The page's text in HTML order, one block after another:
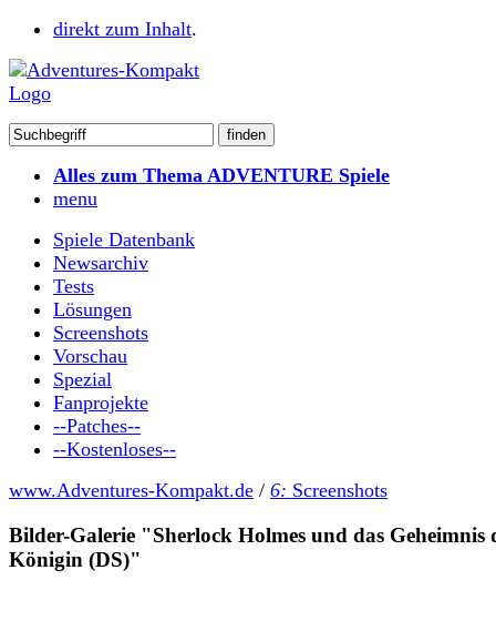
direkt zum Inhalt.
Alles zum Thema ADVENTURE Spiele
menu
Spiele Datenbank
Newsarchiv
Tests
Lösungen
Screenshots
Vorschau
Spezial
Fanprojekte
--Patches--
--Kostenloses--
www.Adventures-Kompakt.de / 6: Screenshots
Bilder-Galerie "Sherlock Holmes und das Geheimnis
Königin (DS)"